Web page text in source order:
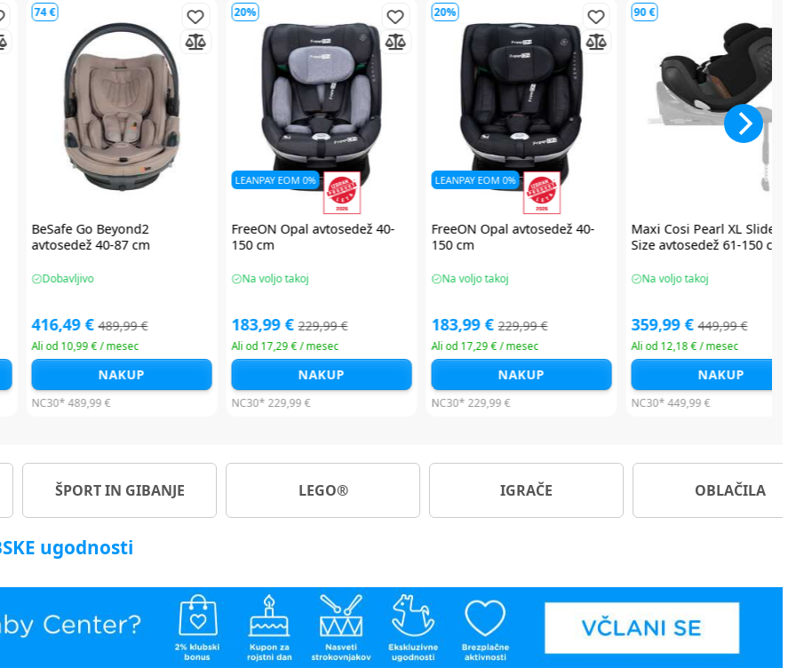
90 €
Maxi Cosi Pearl XL Slide Pro i-
Size avtosedež 61-150 cm
Na voljo takoj
359,99 € 449,99 €
Ali od 12,18 € / mesec
NAKUP
NC30*449,99 €
60 €
Chicco EVERONE avtosedež
40-150 cm
Na voljo takoj
239,99 € 299,99 €
Ali od 11,72 € / mesec
NAKUP
NC30* 299,99 €
60 €
Chicco EVERONE avtosedež
40-150 cm
Na voljo takoj
239,99 € 299,99 €
Ali od 11,72 € / mesec
NAKUP
NC30* 299,99 €
78 €
Britax Römer Baby Safe
Size Style avtosedež 40-87
Na voljo takoj
232,49 € 309,99 €
Ali od 11,38 € / mesec
NAKUP
NC30*309,99 €
ŠPORT IN GIBANJE LEGO® IGRAČE OBLAČILA
ugodnosti